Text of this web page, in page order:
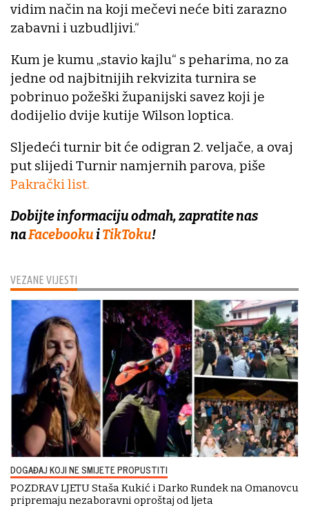
VEZANE VIJESTI
DOGAĐAJ KOJI NE SMIJETE PROPUSTITI
POZDRAV LJETU Staša Kukić i Darko Rundek na Omanovcu
pripremaju nezaboravni oproštaj od ljeta
vidim način na koji mečevi neće biti zarazno
zabavni i uzbudljivi.“
Kum je kumu „stavio kajlu“ s peharima, no za
jedne od najbitnijih rekvizita turnira se
pobrinuo požeški županijski savez koji je
dodijelio dvije kutije Wilson loptica.
Sljedeći turnir bit će odigran 2. veljače, a ovaj
put slijedi Turnir namjernih parova, piše
Pakrački list.
Dobijte informaciju odmah, zapratite nas
naFacebookuiTikToku!